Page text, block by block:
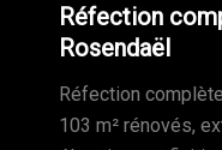
Réfection
Rosendaël
Réfection
103 m² rénovés,